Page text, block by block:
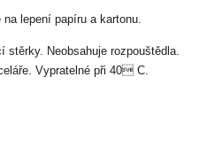
na lepení papíru a kartonu.
stěrky. Neobsahuje rozpouštědla.
Vypratelné při 40 C.